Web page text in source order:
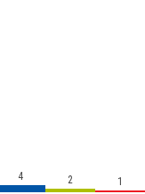
4 2 1